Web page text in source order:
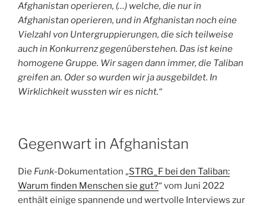
Afghanistan operieren, (…) welche, die nur in
Afghanistan operieren, und in Afghanistan noch eine
Vielzahl von Untergruppierungen, die sich teilweise
auch in Konkurrenz gegenüberstehen. Das ist keine
homogene Gruppe. Wir sagen dann immer, die Taliban
greifen an. Oder so wurden wir ja ausgebildet. In
Wirklichkeit wussten wir es nicht.“
Gegenwart in Afghanistan
Die Funk-Dokumentation „STRG_F bei den Taliban:
Warum finden Menschen sie gut?“ vom Juni 2022
enthält einige spannende und wertvolle Interviews zur